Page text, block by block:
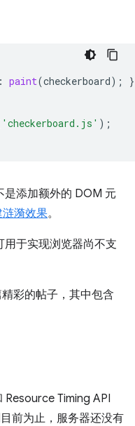
: paint(checkerboard);
}
'checkerboard.js' );
是添加额外的 DOM 元
涟漪效果。
于实现浏览器尚不支
彩的帖子，其中包含
Timing API
前为止，服务器还没有